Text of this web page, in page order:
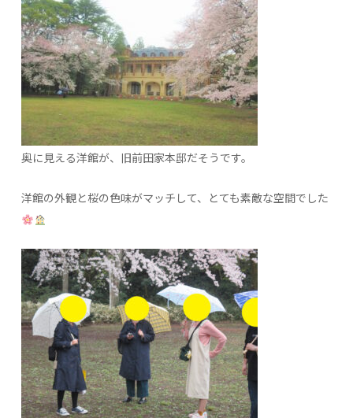
奥に見える洋館が、旧前田家本邸だそうです。
洋館の外観と桜の色味がマッチして、とても素敵な空間でした